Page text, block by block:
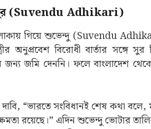
Advertisement